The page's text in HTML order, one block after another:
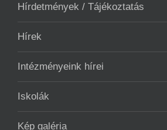
Hírdetmények / Tájékoztatás
Hírek
Intézményeink hírei
Iskolák
Kép galéria